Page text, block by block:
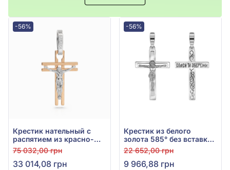
-56%
Крестик нательный с
распятием из красно-
белого золота 585°, без
вставки, арт. Кр1500М
75 032,00 грн
33 014,08 грн
-56%
Крестик из белого
золота 585° без вставки,
арт. 210219В
22 652,00 грн
9 966,88 грн